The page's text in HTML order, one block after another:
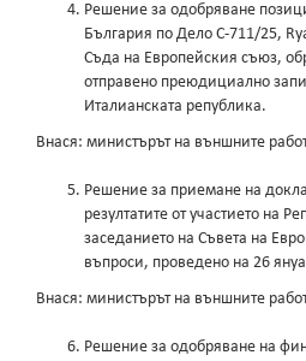
Решение за одобряване
България по Дело С-711/25,
Съда на Европейския съюз,
отправено преюдициално
Италианската република.
Внася: министърът на външните
Решение за приемане на
резултатите от участието на
заседанието на Съвета на
въпроси, проведено на 26
Внася: министърът на външните
Решение за одобряване на